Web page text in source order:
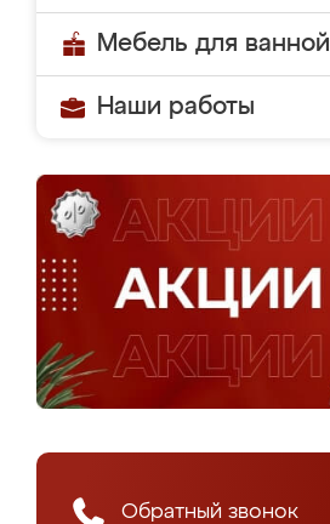
Мебель для ванной
Наши работы
Обратный звонок